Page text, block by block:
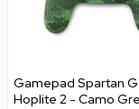
Gamepad Spartan
Hoplite 2 - Camo